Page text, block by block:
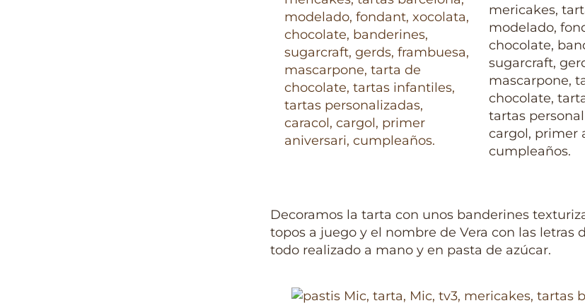
Decoramos la tarta con unos banderines
topos a juego y el nombre de Vera con las letras
todo realizado a mano y en pasta de azúcar.